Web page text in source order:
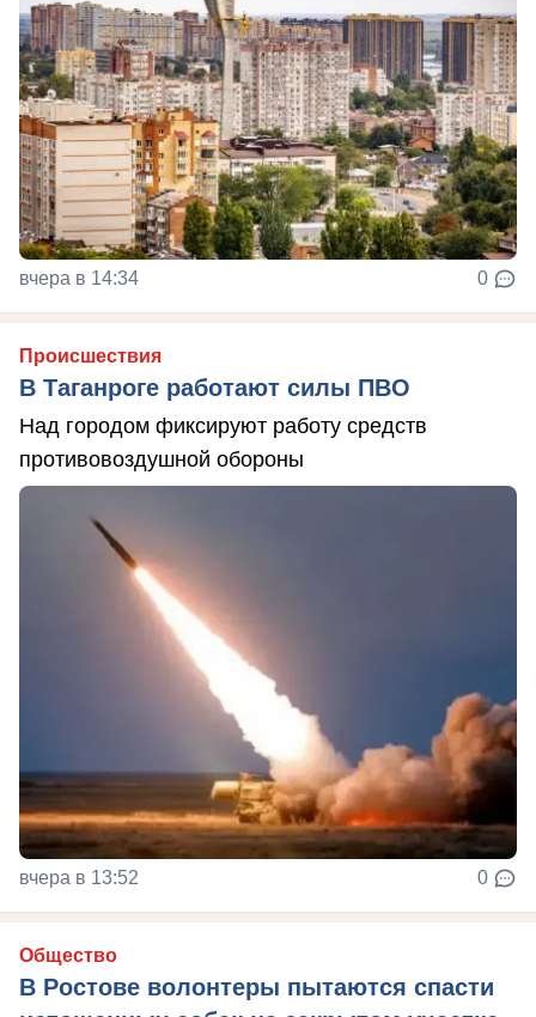
вчера в 14:34 0
Происшествия
В Таганроге работают силы ПВО
Над городом фиксируют работу средств
противовоздушной обороны
вчера в 13:52 0
Общество
В Ростове волонтеры пытаются спасти